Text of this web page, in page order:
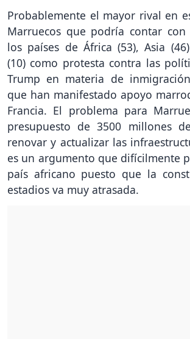
Probablemente el mayor rival en
Marruecos que podría contar
los países de África (53), Asia
(10) como protesta contra las
Trump en materia de
que han manifestado apoyo
Francia. El problema para
presupuesto de 3500 millones
renovar y actualizar las
es un argumento que difícilmente
país africano puesto que la
estadios va muy atrasada.